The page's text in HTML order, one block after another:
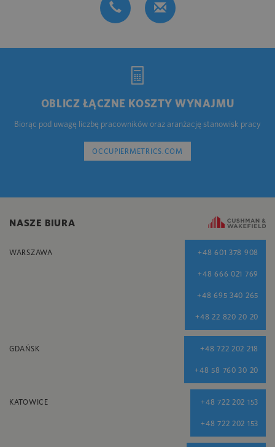
OBLICZ ŁĄCZNE KOSZTY WYNAJMU
Biorąc pod uwagę liczbę pracowników oraz aranżację stanowisk pracy
OCCUPIERMETRICS.COM
NASZE BIURA
WARSZAWA +48 601 378 908
+48 666 021 769
+48 695 340 265
+48 22 820 20 20
GDAŃSK +48 722 202 218
+48 58 760 30 20
KATOWICE +48 722 202 153
+48 722 202 153